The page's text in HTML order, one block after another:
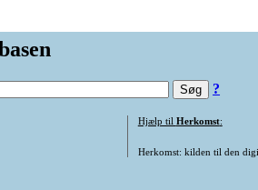
?
Hjælp til Herkomst:
Herkomst: kilden til den